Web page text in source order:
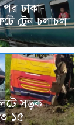
পর ঢাকা-
ট্রেন চলাচল
সড়ক
১৫